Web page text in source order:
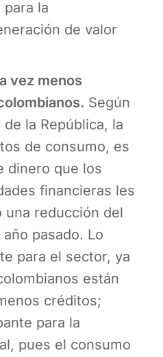
la
de valor
vez menos
Según
la República, la
de consumo, es
dinero que los
financieras les
una reducción del
pasado. Lo
para el sector, ya
están
créditos;
para la
pues el consumo